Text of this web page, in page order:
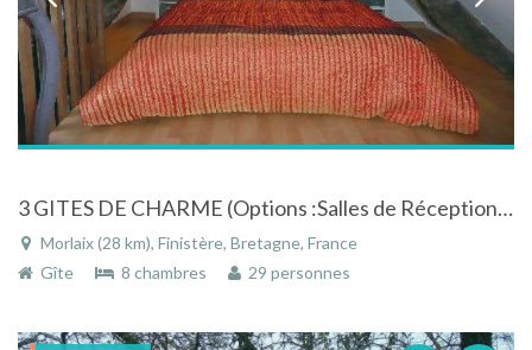
3 GITES DE CHARME (Options :Salles de Réception) nichés dans un écrin de verdure à 5 km de Mer
Morlaix (28 km), Finistère, Bretagne, France
Gîte
8 chambres 29 personnes